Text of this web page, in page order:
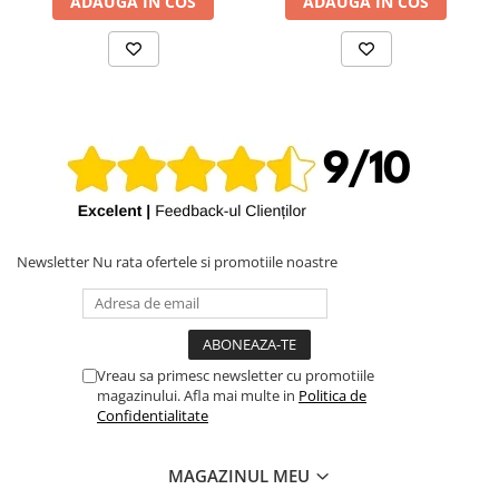
iPhone X
iPhone SE 2020 2nd
iPhone 6s Plus
iPhone SE 2022 3rd
iPhone 6 Plus
iPhone 6
Baterie iPhone
Display iPhone
Newsletter Nu rata ofertele si promotiile noastre
Vreau sa primesc newsletter cu promotiile
magazinului. Afla mai multe in Politica de
Confidentialitate
MAGAZINUL MEU